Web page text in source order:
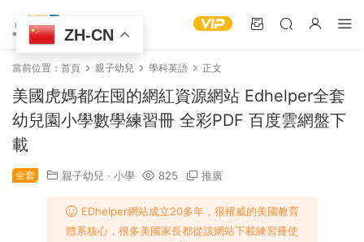
當前位置： 首頁 親子幼兒 學科英語 正文
美國虎媽都在囤的網紅資源網站 Edhelper全套
幼兒園小學數學練習冊 全彩PDF 百度雲網盤下
載
全套 親子幼兒 · 小學 825 推廣
EDhelper網站成立20多年，很權威的美國教育
體系核心，很多美國家長都從該網站下載練習冊使
ZH-CN